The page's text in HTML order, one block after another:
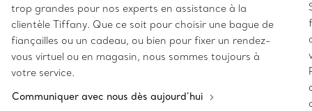
trop grandes pour nos experts en assistance à la
clientèle Tiffany. Que ce soit pour choisir une bague de
fiançailles ou un cadeau, ou bien pour fixer un rendez-
vous virtuel ou en magasin, nous sommes toujours à
votre service.
Communiquer avec nous dès aujourd’hui